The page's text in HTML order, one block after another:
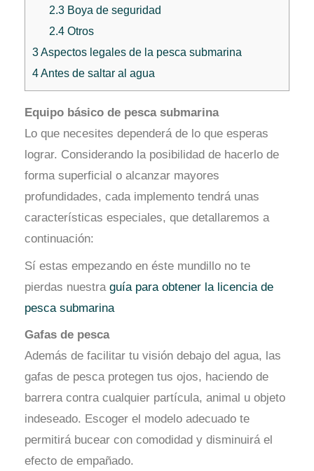
2.3 Boya de seguridad
2.4 Otros
3Aspectos legales de la pesca submarina
4Antes de saltar al agua
Equipo básico de pesca submarina
Lo que necesites dependerá de lo que esperas
lograr. Considerando la posibilidad de hacerlo de
forma superficial o alcanzar mayores
profundidades, cada implemento tendrá unas
características especiales, que detallaremos a
continuación:
Sí estas empezando en éste mundillo no te
pierdas nuestra guía para obtener la licencia de
pesca submarina
Gafas de pesca
Además de facilitar tu visión debajo del agua, las
gafas de pesca protegen tus ojos, haciendo de
barrera contra cualquier partícula, animal u objeto
indeseado. Escoger el modelo adecuado te
permitirá bucear con comodidad y disminuirá el
efecto de empañado.